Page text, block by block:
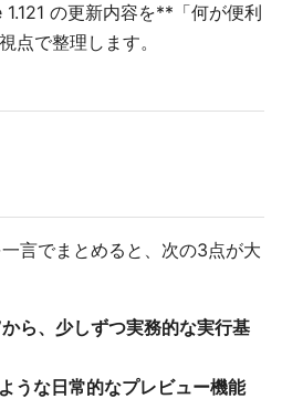
の更新内容を**「何が便利
点で整理します。
言でまとめると、次の3点が大
ら、少しずつ実務的な実行基
うな日常的なプレビュー機能